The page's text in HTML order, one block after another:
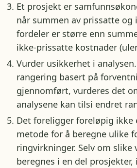
Et prosjekt er
når summen av prissatte og
fordeler er større enn
ikke-prissatte kostnader
Vurder usikkerhet i
rangering basert på
gjennomført, vurderes det
analysene kan tilsi endret
Det foreligger foreløpig ikke
metode for å beregne ulike
ringvirkninger. Selv om slike
beregnes i en del